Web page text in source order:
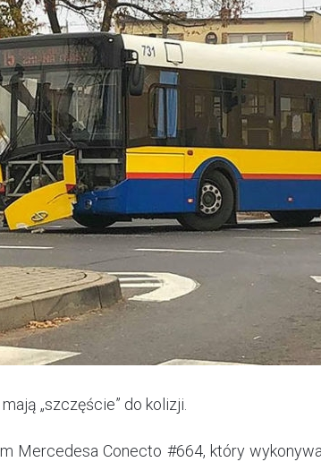
„szczęście” do kolizji.
Mercedesa Conecto #664, który